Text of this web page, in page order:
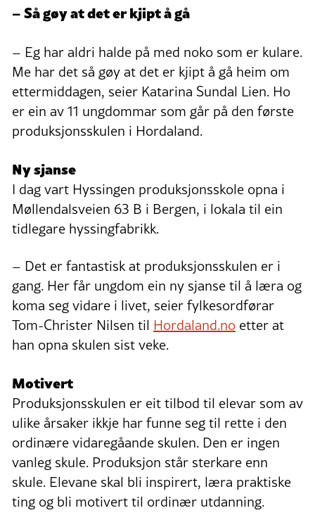
– Så gøy at det er kjipt å gå
– Eg har aldri halde på med noko som er kulare.
Me har det så gøy at det er kjipt å gå heim om
ettermiddagen, seier Katarina Sundal Lien. Ho
er ein av 11 ungdommar som går på den første
produksjonsskulen i Hordaland.
Ny sjanse
I dag vart Hyssingen produksjonsskole opna i
Møllendalsveien 63 B i Bergen, i lokala til ein
tidlegare hyssingfabrikk.
– Det er fantastisk at produksjonsskulen er i
gang. Her får ungdom ein ny sjanse til å læra og
koma seg vidare i livet, seier fylkesordførar
Tom-Christer Nilsen til Hordaland.no etter at
han opna skulen sist veke.
Motivert
Produksjonsskulen er eit tilbod til elevar som av
ulike årsaker ikkje har funne seg til rette i den
ordinære vidaregåande skulen. Den er ingen
vanleg skule. Produksjon står sterkare enn
skule. Elevane skal bli inspirert, læra praktiske
ting og bli motivert til ordinær utdanning.